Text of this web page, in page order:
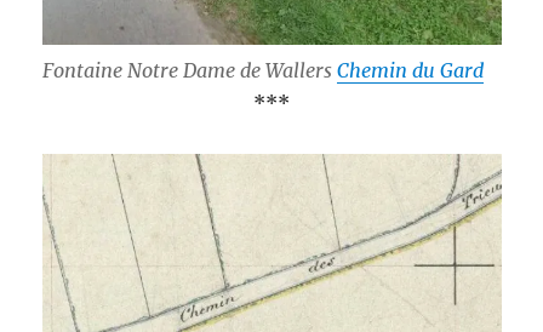
Fontaine Notre Dame de Wallers Chemin du Gard
***